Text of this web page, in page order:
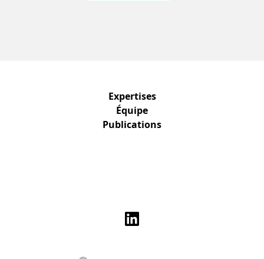
Expertises
Équipe
Publications